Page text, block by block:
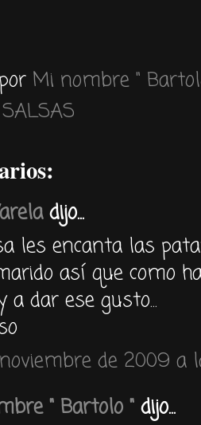
Mi nombre "
SALSAS
dijo...
les encanta las
así que como
a dar ese gusto...
de 2009 a
" Bartolo " dijo...